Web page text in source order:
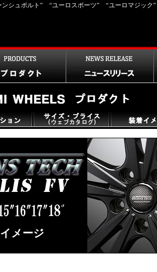
シュポルト” “ユーロスポーツ” “ユーロマジック
メージ